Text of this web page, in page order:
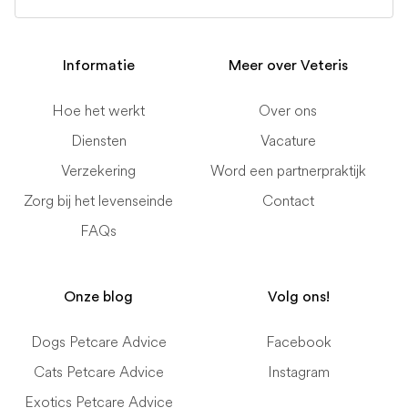
Informatie
Hoe het werkt
Diensten
Verzekering
Zorg bij het levenseinde
FAQs
Meer over Veteris
Over ons
Vacature
Word een partnerpraktijk
Contact
Onze blog
Dogs Petcare Advice
Cats Petcare Advice
Exotics Petcare Advice
Volg ons!
Facebook
Instagram